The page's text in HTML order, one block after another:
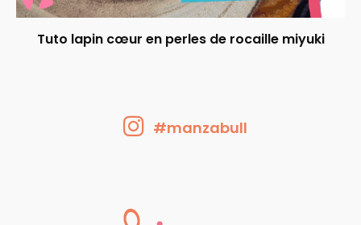
Tuto lapin cœur en perles de rocaille miyuki
#manzabull